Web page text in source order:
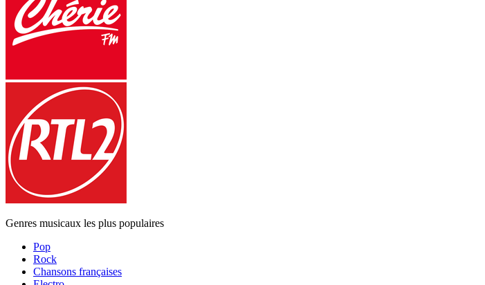
Genres musicaux les plus populaires
Pop
Rock
Chansons françaises